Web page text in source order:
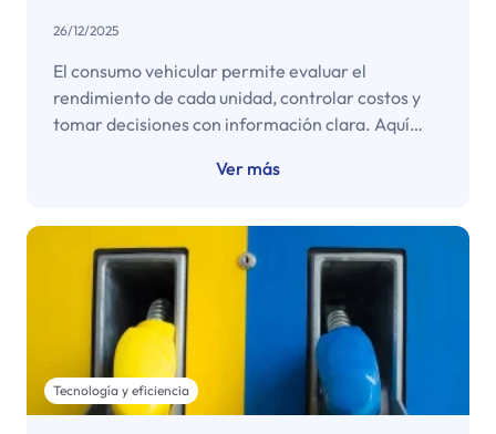
26/12/2025
El consumo vehicular permite evaluar el
rendimiento de cada unidad, controlar costos y
tomar decisiones con información clara. Aquí
y por qué es esencial para la gestión de flotas.
Ver más
Tecnología y eficiencia